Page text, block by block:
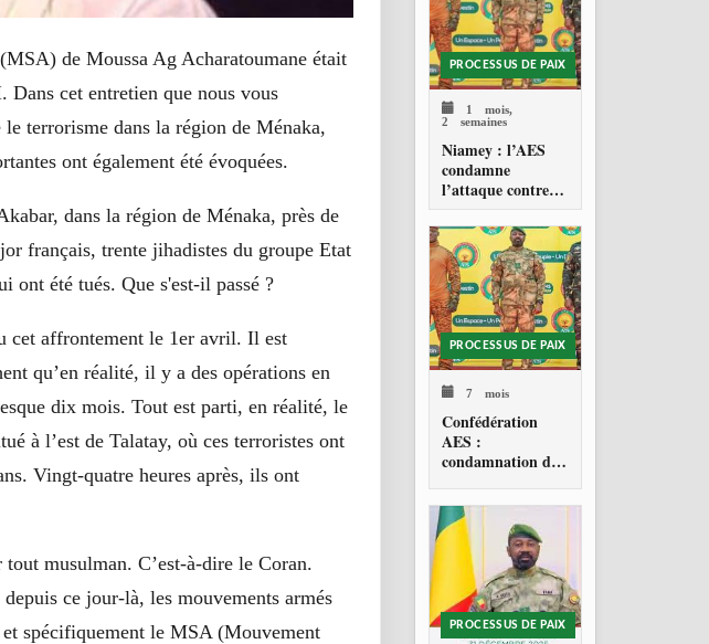
de Moussa Ag Acharatoumane était
cet entretien que nous vous
terrorisme dans la région de Ménaka,
ont également été évoquées.
dans la région de Ménaka, près de
français, trente jihadistes du groupe Etat
ont été tués. Que s'est-il passé ?
cet affrontement le 1er avril. Il est
qu’en réalité, il y a des opérations en
dix mois. Tout est parti, en réalité, le
à l’est de Talatay, où ces terroristes ont
Vingt-quatre heures après, ils ont
musulman. C’est-à-dire le Coran.
ce jour-là, les mouvements armés
spécifiquement le MSA (Mouvement
PROCESSUS DE PAIX
1 mois,
2 semaines
Niamey : l’AES
condamne
l’attaque contre
l’aéroport Diori
Hamani
PROCESSUS DE PAIX
7 mois
Confédération
AES :
condamnation de
américaine au
Venezuela
PROCESSUS DE PAIX